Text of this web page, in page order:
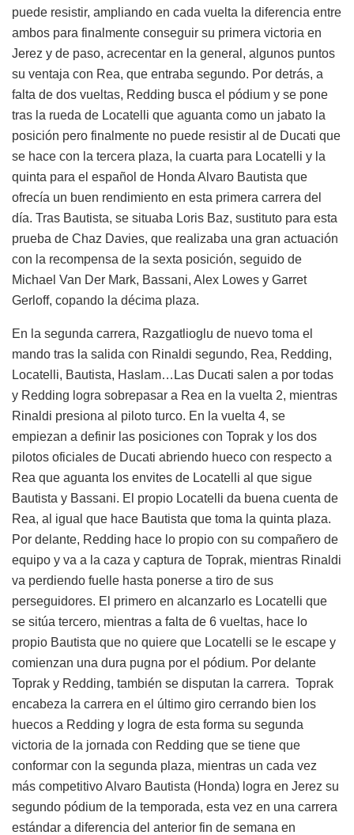
puede resistir, ampliando en cada vuelta la diferencia entre
ambos para finalmente conseguir su primera victoria en
Jerez y de paso, acrecentar en la general, algunos puntos
su ventaja con Rea, que entraba segundo. Por detrás, a
falta de dos vueltas, Redding busca el pódium y se pone
tras la rueda de Locatelli que aguanta como un jabato la
posición pero finalmente no puede resistir al de Ducati que
se hace con la tercera plaza, la cuarta para Locatelli y la
quinta para el español de Honda Alvaro Bautista que
ofrecía un buen rendimiento en esta primera carrera del
día. Tras Bautista, se situaba Loris Baz, sustituto para esta
prueba de Chaz Davies, que realizaba una gran actuación
con la recompensa de la sexta posición, seguido de
Michael Van Der Mark, Bassani, Alex Lowes y Garret
Gerloff, copando la décima plaza.
En la segunda carrera, Razgatlioglu de nuevo toma el
mando tras la salida con Rinaldi segundo, Rea, Redding,
Locatelli, Bautista, Haslam…Las Ducati salen a por todas
y Redding logra sobrepasar a Rea en la vuelta 2, mientras
Rinaldi presiona al piloto turco. En la vuelta 4, se
empiezan a definir las posiciones con Toprak y los dos
pilotos oficiales de Ducati abriendo hueco con respecto a
Rea que aguanta los envites de Locatelli al que sigue
Bautista y Bassani. El propio Locatelli da buena cuenta de
Rea, al igual que hace Bautista que toma la quinta plaza.
Por delante, Redding hace lo propio con su compañero de
equipo y va a la caza y captura de Toprak, mientras Rinaldi
va perdiendo fuelle hasta ponerse a tiro de sus
perseguidores. El primero en alcanzarlo es Locatelli que
se sitúa tercero, mientras a falta de 6 vueltas, hace lo
propio Bautista que no quiere que Locatelli se le escape y
comienzan una dura pugna por el pódium. Por delante
Toprak y Redding, también se disputan la carrera. Toprak
encabeza la carrera en el último giro cerrando bien los
huecos a Redding y logra de esta forma su segunda
victoria de la jornada con Redding que se tiene que
conformar con la segunda plaza, mientras un cada vez
más competitivo Alvaro Bautista (Honda) logra en Jerez su
segundo pódium de la temporada, esta vez en una carrera
estándar a diferencia del anterior fin de semana en